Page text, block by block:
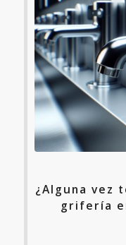
¿Alguna vez
grifería